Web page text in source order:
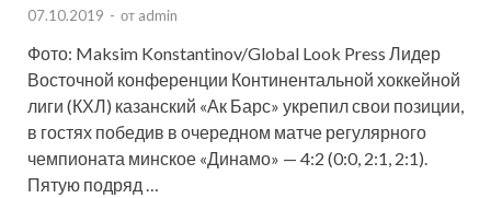
07.10.2019 - от admin
Фото: Maksim Konstantinov/Global Look Press Лидер
Восточной конференции Континентальной хоккейной
лиги (КХЛ) казанский «Ак Барс» укрепил свои позиции,
в гостях победив в очередном матче регулярного
чемпионата минское «Динамо» — 4:2 (0:0, 2:1, 2:1).
Пятую подряд …